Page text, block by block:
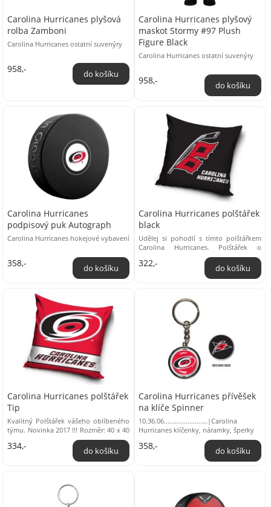
Carolina Hurricanes plyšová
rolba Zamboni
Carolina Hurricanes ostatní suvenýry
958,-
Carolina Hurricanes plyšový
maskot Stormy #97 Plush
Figure Black
Carolina Hurricanes ostatní suvenýry
958,-
Carolina Hurricanes
podpisový puk Autograph
Carolina Hurricanes hokejové vybavení
358,-
Carolina Hurricanes polštářek
black
Udělej si pohodlí s tímto polštářkem
Carolina Hurricanes. Polštářek o
rozměrech 40 x 40 cm je příjemný a
praktický, ...
322,-
Carolina Hurricanes polštářek
Tip
Kvalitný Polštářek vášeho oblíbeného
týmu. Novinka 2017 !!! Rozměr: 40 x 40
cm Materiál: 100% polyester Oficiální ...
334,-
Carolina Hurricanes přívěšek
na klíče Spinner
10.36.06........................|Carolina
Hurricanes klíčenky, náramky, šperky
358,-